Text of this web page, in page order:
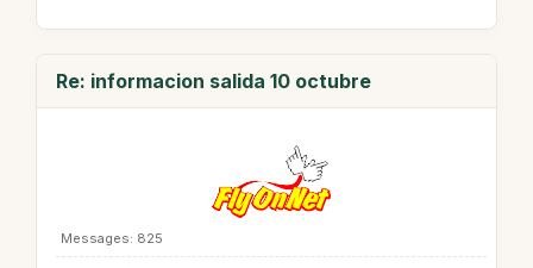
Re: informacion salida 10 octubre
Messages: 825